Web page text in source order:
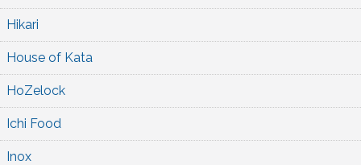
Hikari
House of Kata
HoZelock
Ichi Food
Inox